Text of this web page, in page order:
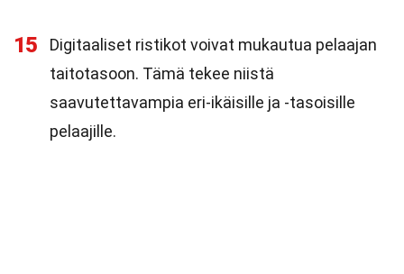
15
Digitaaliset ristikot voivat mukautua pelaajan
taitotasoon. Tämä tekee niistä
saavutettavampia eri-ikäisille ja -tasoisille
pelaajille.